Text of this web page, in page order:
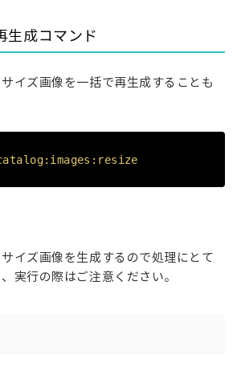
生成コマンド
イズ画像を一括で再生成することも
イズ画像を生成するので処理にとて
実行の際はご注意ください。